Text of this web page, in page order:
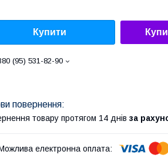
Купити
(95) 531-82-90
товару протягом 14 днів за